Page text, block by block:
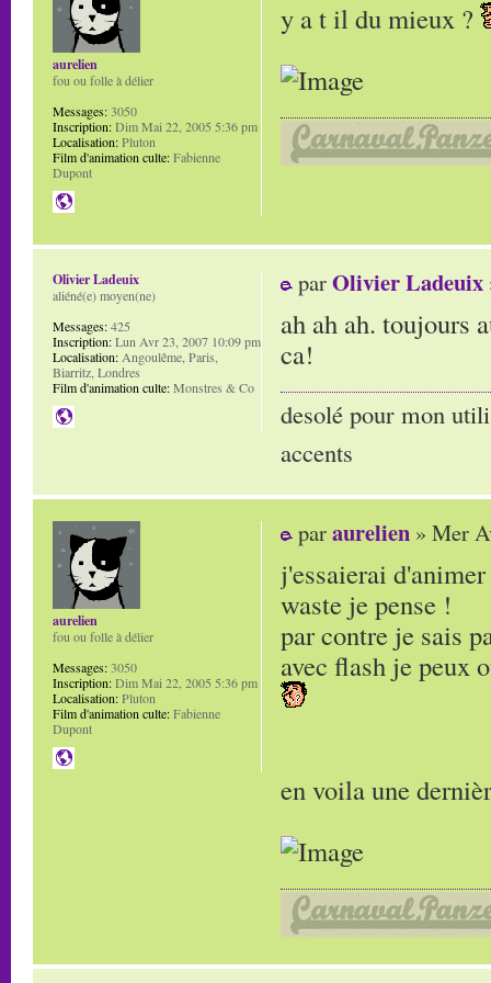
y a t il du mieux ?
aurelien
fou ou folle à délier
Messages:3050
Inscription:Dim Mai 22, 2005 5:36 pm
Localisation:Pluton
Film d'animation culte:Fabienne
Dupont
parOlivier Ladeuix
ah ah ah. toujours
ca!
desolé pour mon
accents
Olivier Ladeuix
aliéné(e) moyen(ne)
Messages:425
Inscription:Lun Avr 23, 2007 10:09 pm
Localisation:Angoulême, Paris,
Biarritz, Londres
Film d'animation culte:Monstres & Co
paraurelien » Mer
j'essaierai
waste je pense !
par contre je sais
avec flash je peux
en voila une
aurelien
fou ou folle à délier
Messages:3050
Inscription:Dim Mai 22, 2005 5:36 pm
Localisation:Pluton
Film d'animation culte:Fabienne
Dupont